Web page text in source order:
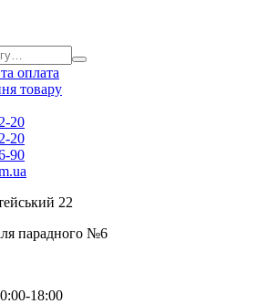
оплата
товару
20
20
90
22
парадного №6
18:00